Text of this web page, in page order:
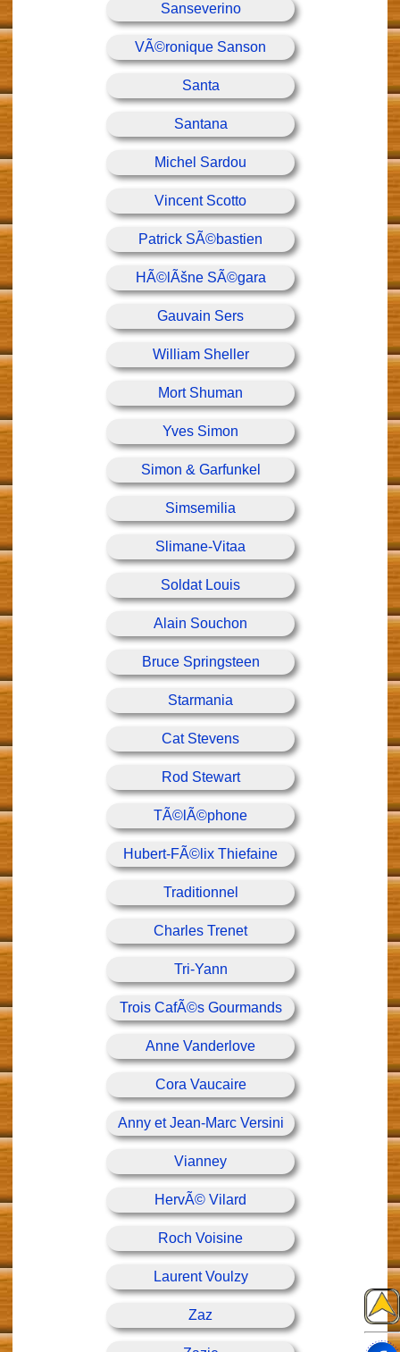
Sanseverino
VÃ©ronique Sanson
Santa
Santana
Michel Sardou
Vincent Scotto
Patrick SÃ©bastien
HÃ©lÃšne SÃ©gara
Gauvain Sers
William Sheller
Mort Shuman
Yves Simon
Simon & Garfunkel
Simsemilia
Slimane-Vitaa
Soldat Louis
Alain Souchon
Bruce Springsteen
Starmania
Cat Stevens
Rod Stewart
TÃ©lÃ©phone
Hubert-FÃ©lix Thiefaine
Traditionnel
Charles Trenet
Tri-Yann
Trois CafÃ©s Gourmands
Anne Vanderlove
Cora Vaucaire
Anny et Jean-Marc Versini
Vianney
HervÃ© Vilard
Roch Voisine
Laurent Voulzy
Zaz